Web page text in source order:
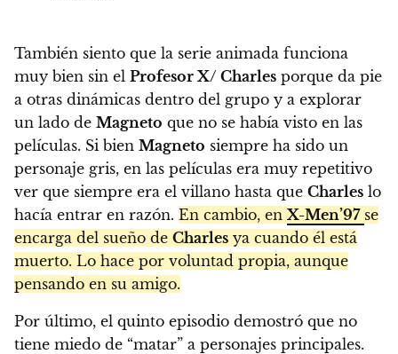
También siento que la serie animada funciona
muy bien sin el Profesor X/ Charles porque da pie
a otras dinámicas dentro del grupo y a explorar
un lado de Magneto que no se había visto en las
películas. Si bien Magneto siempre ha sido un
personaje gris, en las películas era muy repetitivo
ver que siempre era el villano hasta que Charles lo
hacía entrar en razón. En cambio, en X-Men’97 se
encarga del sueño de Charles ya cuando él está
muerto. Lo hace por voluntad propia, aunque
pensando en su amigo.
Por último, el quinto episodio demostró que no
tiene miedo de “matar” a personajes principales.